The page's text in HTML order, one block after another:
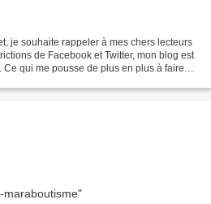
je souhaite rappeler à mes chers lecteurs
de Facebook et Twitter, mon blog est
qui me pousse de plus en plus à faire